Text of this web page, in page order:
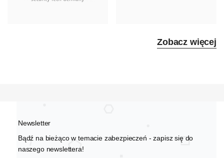
Zobacz więcej
Newsletter
Bądź na bieżąco w temacie zabezpieczeń - zapisz się do
naszego newslettera!